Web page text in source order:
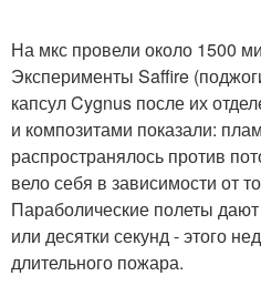
На мкс провели около 1500
Эксперименты Saffire
капсул Cygnus после их
и композитами показали:
распространялось против
вело себя в зависимости от
Параболические полеты
или десятки секунд - этого
длительного пожара.